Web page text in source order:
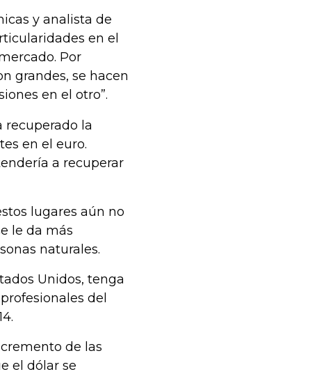
y analista de
en el
Por
grandes, se hacen
en el otro”.
recuperado la
en el euro.
a recuperar
lugares aún no
le da más
naturales.
Unidos, tenga
del
de las
el dólar se